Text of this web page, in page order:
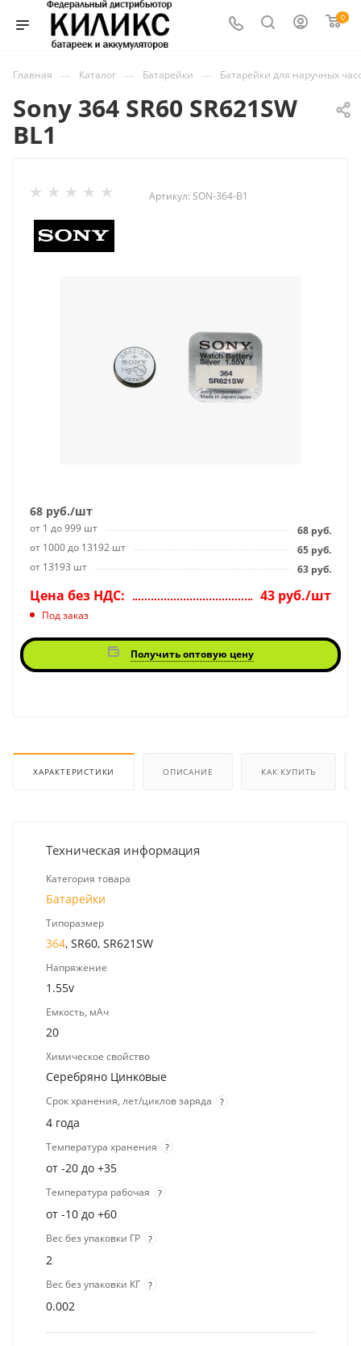
0
Главная — Каталог — Батарейки — Батарейки для наручных
Sony 364 SR60 SR621SW
BL1
Артикул: SON-364-B1
68 руб./шт
от 1 до 999 шт 68 руб.
от 1000 до 13192 шт
65 руб.
от 13193 шт
63 руб.
Цена без НДС: 43 руб./шт
Под заказ
Получить оптовую цену
ХАРАКТЕРИСТИКИ ОПИСАНИЕ КАК КУПИТЬ
Техническая информация
Категория товара
Батарейки
Типоразмер
364, SR60, SR621SW
Напряжение
1.55v
Емкость, мАч
20
Химическое свойство
Серебряно Цинковые
Срок хранения, лет/циклов заряда ?
4 года
Температура хранения ?
от -20 до +35
Температура рабочая ?
от -10 до +60
Вес без упаковки ГР ?
2
Вес без упаковки КГ ?
0.002